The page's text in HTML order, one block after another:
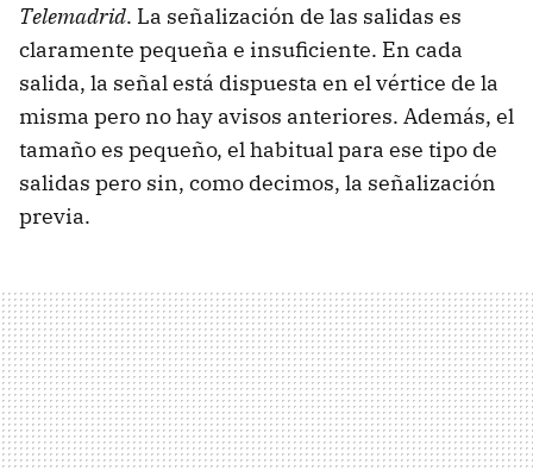
Telemadrid. La señalización de las salidas es
claramente pequeña e insuficiente. En cada
salida, la señal está dispuesta en el vértice de la
misma pero no hay avisos anteriores. Además, el
tamaño es pequeño, el habitual para ese tipo de
salidas pero sin, como decimos, la señalización
previa.